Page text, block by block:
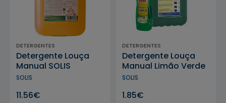
DETERGENTES
Detergente Louça
Manual SOLIS
ECOLABEL
SOLIS
11.56€
DETERGENTES
Detergente Louça
Manual Limão Verde
SOLIS
1.85€